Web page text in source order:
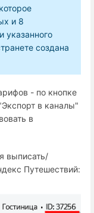
и 8
указанного
создана
- по кнопке
в каналы"
в
выписать/
Путешествий: